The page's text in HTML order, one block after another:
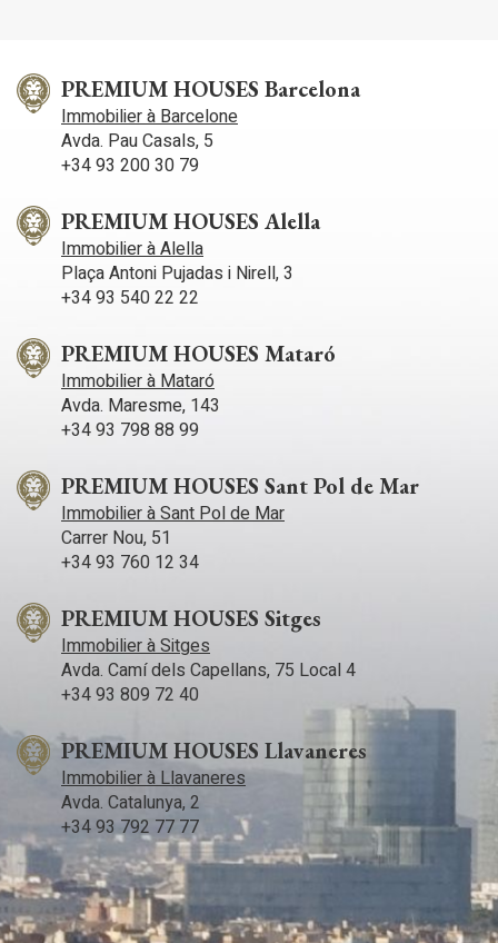
bain complète avec douche est également présente.
L'appartement se trouve en plein centre-ville de Sitges. Ce
quartier bénéficie d'une situation idéale, à proximité de toutes
les commodités et de la plage. Le centre de Sitges est animé
toute l'année, parfait pour profiter des festivités locales.
PREMIUM HOUSES Barcelona
Immobilier à Barcelone
Avda. Pau Casals, 5
+34 93 200 30 79
PREMIUM HOUSES Alella
Immobilier à Alella
Plaça Antoni Pujadas i Nirell, 3
+34 93 540 22 22
PREMIUM HOUSES Mataró
Immobilier à Mataró
Avda. Maresme, 143
+34 93 798 88 99
PREMIUM HOUSES Sant Pol de Mar
Immobilier à Sant Pol de Mar
Carrer Nou, 51
+34 93 760 12 34
PREMIUM HOUSES Sitges
Immobilier à Sitges
Avda. Camí­ dels Capellans, 75 Local 4
+34 93 809 72 40
PREMIUM HOUSES Llavaneres
Immobilier à Llavaneres
Avda. Catalunya, 2
+34 93 792 77 77